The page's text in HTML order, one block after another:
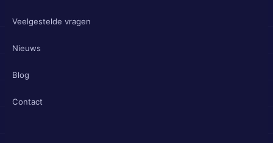
Veelgestelde vragen
Nieuws
Blog
Contact